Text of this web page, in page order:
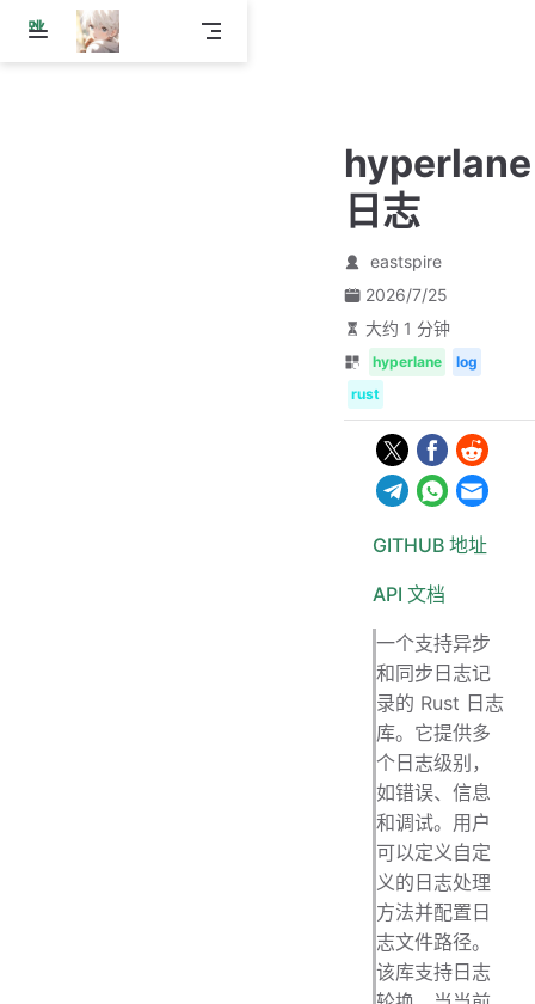
跳
hyperlane
日志
eastspire
2026/7/25
大约 1 分钟
hyperlane
log
rust
GITHUB 地址
API 文档
一个支持异步
和同步日志记
录的 Rust 日志
库。它提供多
个日志级别，
如错误、信息
和调试。用户
可以定义自定
义的日志处理
方法并配置日
志文件路径。
该库支持日志